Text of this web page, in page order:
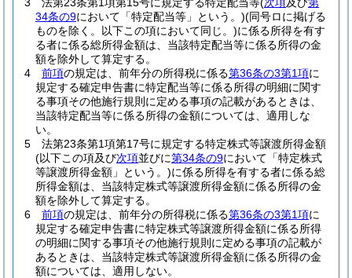
34条の9において「特定配当等」という。)(同号ロに掲げる
ものを除く。以下この項において同じ。)に係る所得を有す
る者に係る総所得金額は、当該特定配当等に係る所得の金
額を除外して算定する。
4
前項の規定は、前年分の所得税に係る第36条の3第1項に
規定する確定申告書に特定配当等に係る所得の明細に関す
る事項その他施行規則に定める事項の記載があるときは、
当該特定配当等に係る所得の金額については、適用しな
い。
5
法第23条第1項第17号に規定する特定株式等譲渡所得金額
(以下この項及び次項並びに第34条の9において「特定株式
等譲渡所得金額」という。)に係る所得を有する者に係る総
所得金額は、当該特定株式等譲渡所得金額に係る所得の金
額を除外して算定する。
6
前項の規定は、前年分の所得税に係る第36条の3第1項に
規定する確定申告書に特定株式等譲渡所得金額に係る所得
の明細に関する事項その他施行規則に定める事項の記載が
あるときは、当該特定株式等譲渡所得金額に係る所得の金
額については、適用しない。